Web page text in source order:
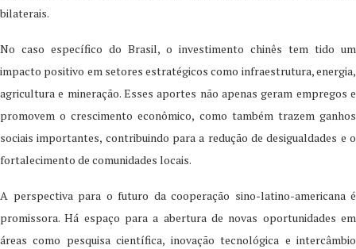
bilaterais.
No caso específico do Brasil, o investimento chinês tem tido um
impacto positivo em setores estratégicos como infraestrutura, energia,
agricultura e mineração. Esses aportes não apenas geram empregos e
promovem o crescimento econômico, como também trazem ganhos
sociais importantes, contribuindo para a redução de desigualdades e o
fortalecimento de comunidades locais.
A perspectiva para o futuro da cooperação sino-latino-americana é
promissora. Há espaço para a abertura de novas oportunidades em
áreas como pesquisa científica, inovação tecnológica e intercâmbio